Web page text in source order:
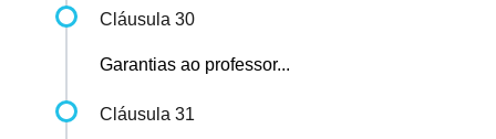
Cláusula 30
Garantias ao professor...
Cláusula 31